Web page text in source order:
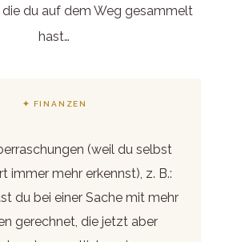
die du auf dem Weg gesammelt
hast…
✦ FINANZEN
(weil du selbst
immer mehr erkennst), z. B.:
du bei einer Sache mit mehr
gerechnet, die jetzt aber